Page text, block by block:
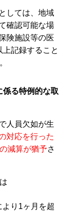
しては、地域
確認可能な場
険施設等の医
記録すること
係る特例的な取
人員欠如が生
対応を行った
減算が猶予さ
り1ヶ月を超